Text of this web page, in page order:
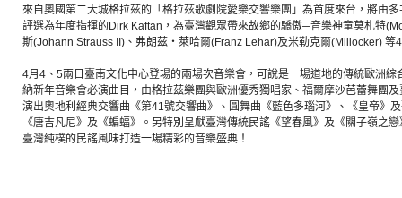
來自奧國第二大城格拉茲的「格拉茲歌劇院愛樂交響樂團」為首度來台，將由
評選為年度指揮的Dirk Kaftan，為臺灣觀眾帶來故鄉的驕傲─音樂神童莫札特
斯(Johann Strauss II)、弗朗茲‧萊哈爾(Franz Lehar)及米勒克爾(Millocker) 等
4月4、5兩日臺南文化中心登場的兩場次音樂會，可說是一場道地的傳統歐洲
納新年音樂會必演曲目，由格拉茲樂團與歐洲優秀獨唱家、福爾摩沙芭蕾舞團
演出奧地利經典交響曲《第41號交響曲》、圓舞曲《藍色多瑙河》、《皇帝》
《唐吉凡尼》及《蝙蝠》。另特別呈獻臺灣傳統民謠《望春風》及《關子嶺之
臺灣純樸的民謠風味打造一場精彩的音樂盛典！